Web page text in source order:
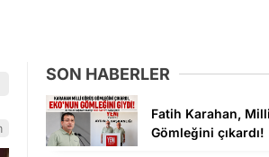
SON HABERLER
Fatih Karahan,
Gömleğini çıkardı!